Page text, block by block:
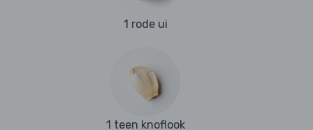
1 rode ui
1 teen knoflook